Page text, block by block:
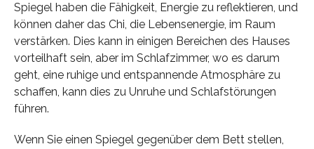
Spiegel haben die Fähigkeit, Energie zu reflektieren, und
können daher das Chi, die Lebensenergie, im Raum
verstärken. Dies kann in einigen Bereichen des Hauses
vorteilhaft sein, aber im Schlafzimmer, wo es darum
geht, eine ruhige und entspannende Atmosphäre zu
schaffen, kann dies zu Unruhe und Schlafstörungen
führen.
Wenn Sie einen Spiegel gegenüber dem Bett stellen,